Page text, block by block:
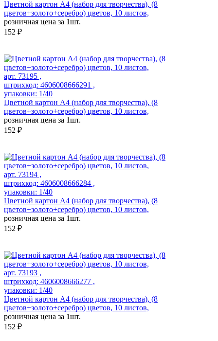
Цветной картон А4 (набор для творчества), (8
цветов+золото+серебро) цветов, 10 листов,
розничная цена за 1шт.
152 ₽
арт. 73195 ,
штрихкод: 4606008666291 ,
упаковки: 1/40
Цветной картон А4 (набор для творчества), (8
цветов+золото+серебро) цветов, 10 листов,
розничная цена за 1шт.
152 ₽
арт. 73194 ,
штрихкод: 4606008666284 ,
упаковки: 1/40
Цветной картон А4 (набор для творчества), (8
цветов+золото+серебро) цветов, 10 листов,
розничная цена за 1шт.
152 ₽
арт. 73193 ,
штрихкод: 4606008666277 ,
упаковки: 1/40
Цветной картон А4 (набор для творчества), (8
цветов+золото+серебро) цветов, 10 листов,
розничная цена за 1шт.
152 ₽